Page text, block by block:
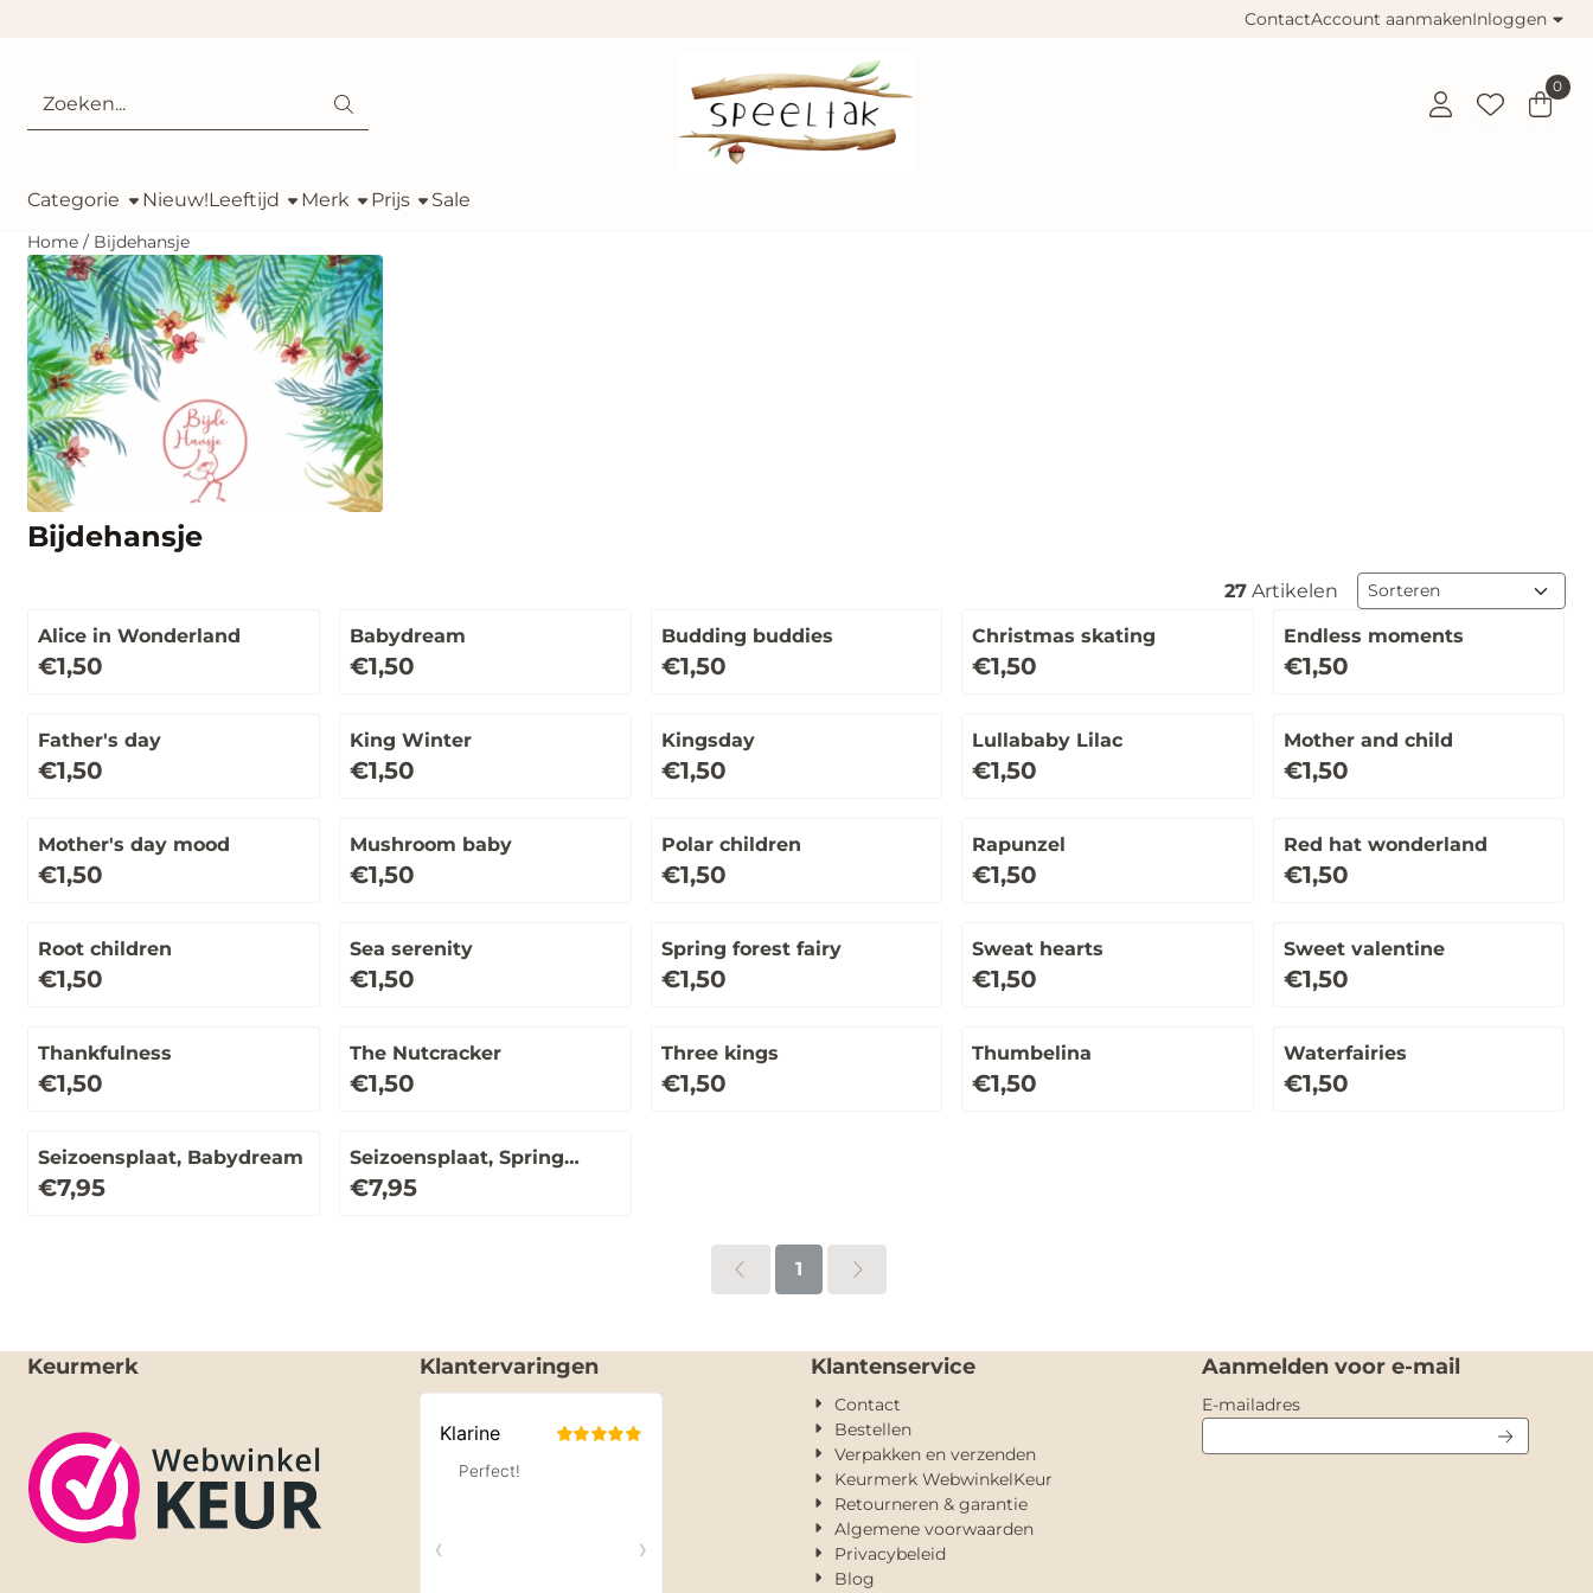
ContactAccount aanmakenInloggen
Zoeken 0
Categorie Nieuw!Leeftijd Merk Prijs Sale
Home / Bijdehansje
Bijdehansje
27Artikelen Sorteermethode
Alice in Wonderland
Prijs: 1,50
€1,50
Babydream
Prijs: 1,50
€1,50
Budding buddies
Prijs: 1,50
€1,50
Christmas skating
Prijs: 1,50
€1,50
Endless moments
Prijs: 1,50
€1,50
Father's day
Prijs: 1,50
€1,50
King Winter
Prijs: 1,50
€1,50
Kingsday
Prijs: 1,50
€1,50
Lullababy Lilac
Prijs: 1,50
€1,50
Mother and child
Prijs: 1,50
€1,50
Mother's day mood
Prijs: 1,50
€1,50
Mushroom baby
Prijs: 1,50
€1,50
Polar children
Prijs: 1,50
€1,50
Rapunzel
Prijs: 1,50
€1,50
Red hat wonderland
Prijs: 1,50
€1,50
Root children
Prijs: 1,50
€1,50
Sea serenity
Prijs: 1,50
€1,50
Spring forest fairy
Prijs: 1,50
€1,50
Sweat hearts
Prijs: 1,50
€1,50
Sweet valentine
Prijs: 1,50
€1,50
Thankfulness
Prijs: 1,50
€1,50
The Nutcracker
Prijs: 1,50
€1,50
Three kings
Prijs: 1,50
€1,50
Thumbelina
Prijs: 1,50
€1,50
Waterfairies
Prijs: 1,50
€1,50
Seizoensplaat, Babydream
Prijs: 7,95
€7,95
Seizoensplaat, Spring
forest fairy
Prijs: 7,95
€7,95
1
Keurmerk Klantervaringen Klantenservice
Contact
Bestellen
Verpakken en verzenden
Keurmerk WebwinkelKeur
Retourneren & garantie
Algemene voorwaarden
Privacybeleid
Blog
Aanmelden voor e-mail
E-mailadresVul je e-mailadres in voor de